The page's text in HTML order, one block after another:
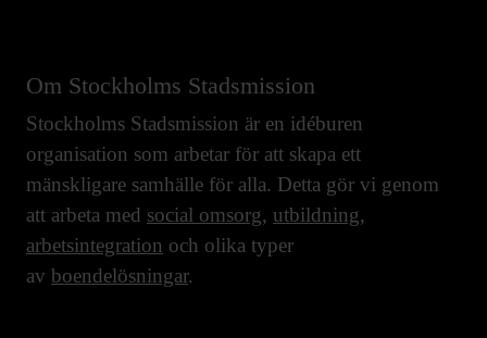
Om Stockholms Stadsmission
Stockholms Stadsmission är en idéburen
organisation som arbetar för att skapa ett
mänskligare samhälle för alla. Detta gör vi genom
att arbeta med social omsorg, utbildning,
arbetsintegration och olika typer
av boendelösningar.